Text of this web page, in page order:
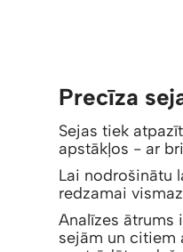
Precīza
Sejas tiek
apstākļos - ar
Lai nodrošinātu
redzamai
Analīzes ātrums
sejām un citiem